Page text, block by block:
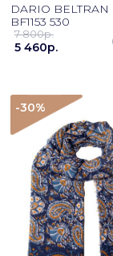
DARIO
BF1153 530
7 800p.
5 460p.
-30%